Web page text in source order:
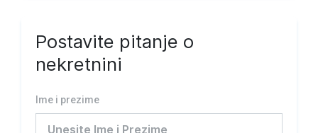
Postavite pitanje o
nekretnini
Ime i prezime